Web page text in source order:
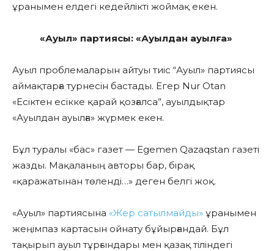
ұранымен елдегі кедейлікті жоймақ екен.
«Ауыл» партиясы: «Ауылдан ауылға»
Ауыл проблемаларын айтуы тиіс “Ауыл» партиясы
аймақтарға турнесін бастады. Егер Nur Otan
«Есіктен есікке қарай қозғалса”, ауылдықтар
«Ауылдан ауылға» жүрмек екен.
Бұл туралы «бас» газет — Egemen Qazaqstan газеті
жазды. Мақаланың авторы бар, бірақ
«қаражатынан төленді…» деген белгі жоқ.
«Ауыл» партиясына «Жер сатылмайды» ұранымен
жеңімпаз картасын ойнату бұйырғандай. Бұл
тақырып ауыл тұрғындары мен қазақ тіліндегі